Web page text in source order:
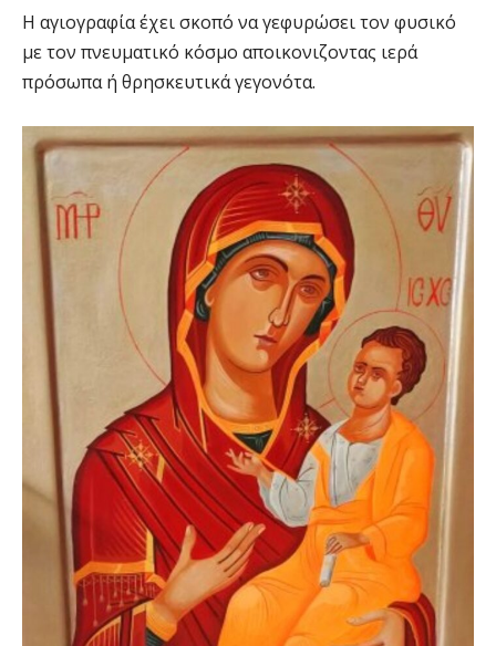
Η αγιογραφία έχει σκοπό να γεφυρώσει τον φυσικό
με τον πνευματικό κόσμο αποικονιζοντας ιερά
πρόσωπα ή θρησκευτικά γεγονότα.